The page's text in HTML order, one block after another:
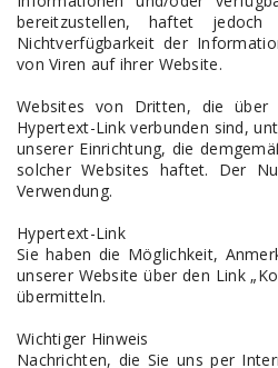
bereitzustellen, haftet
Nichtverfügbarkeit der
von Viren auf ihrer Website.
Websites von Dritten, die über
Hypertext-Link verbunden sind,
unserer Einrichtung, die
solcher Websites haftet. Der
Verwendung.
Hypertext-Link
Sie haben die Möglichkeit,
unserer Website über den Link
übermitteln.
Wichtiger Hinweis
Nachrichten, die Sie uns per